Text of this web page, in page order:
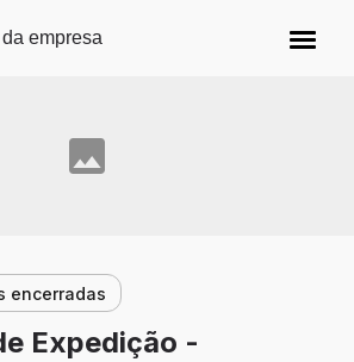
principal
empresa
encerradas
Expedição -